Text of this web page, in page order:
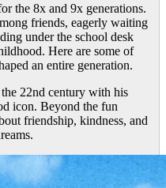
the 8x and 9x generations.
friends, eagerly waiting
under the school desk
Here are some of
an entire generation.
22nd century with his
icon. Beyond the fun
friendship, kindness, and